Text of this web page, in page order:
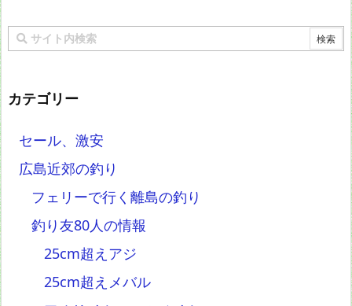
カテゴリー
セール、激安
広島近郊の釣り
フェリーで行く離島の釣り
釣り友80人の情報
25cm超えアジ
25cm超えメバル